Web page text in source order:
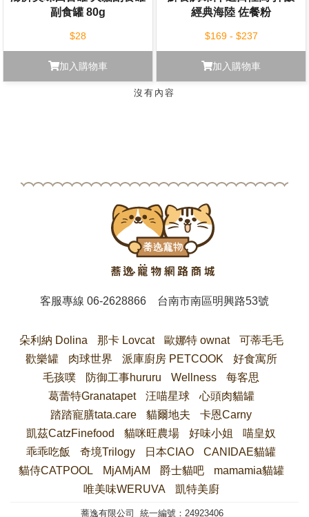
副食罐 80g
$28
加入購物車
經典海陸 佐餐粉
$169 - $237
加入購物車
沒有內容
客服專線06-2628866 台南市南區明興路53號
朵利納 Dolina 那卡 Lovcat 歐娜特 ownat
可蒂毛毛
歡樂罐
肉球世界 派庫廚房 PETCOOK
好食寓所
毛孩噗
防御工事hururu Wellness
每客思
葛蕾特Granatapet
汪喵星球
心頭肉貓罐
踏踏寵膳tata.care
貓爾地夫
卡恩Carny
凱茲CatzFinefood
貓咪旺農場 好味小姐
喵皇奴
乖乖吃飯
奇境Trilogy 日本CIAO
CANIDAE貓罐
貓侍CATPOOL
MjAMjAM 爵士貓吧
mamamia貓罐
唯美味WERUVA
凱特美廚
蕎逸有限公司 統一編號：24923406